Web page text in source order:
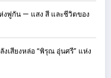
งพู่กัน — แสง สี และชีวิตของ
เสียงหล่อ “พิรุณ อุ่นศรี” แห่ง